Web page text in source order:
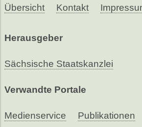
Übersicht Kontakt
Herausgeber
Sächsische Staatskanzlei
Verwandte Portale
Medienservice Publikationen